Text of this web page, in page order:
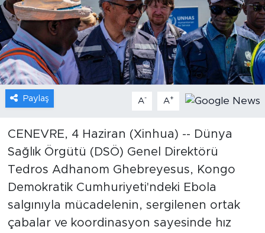
Paylaş A- A+
CENEVRE, 4 Haziran (Xinhua) -- Dünya
Sağlık Örgütü (DSÖ) Genel Direktörü
Tedros Adhanom Ghebreyesus, Kongo
Demokratik Cumhuriyeti'ndeki Ebola
salgınıyla mücadelenin, sergilenen ortak
çabalar ve koordinasyon sayesinde hız
Gündem
Video
Sağlık
Xinhua
Xinhua Türkiye
Seyahat